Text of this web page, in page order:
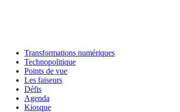
Transformations numériques
Technopolitique
Points de vue
Les faiseurs
Défis
Agenda
Kiosque